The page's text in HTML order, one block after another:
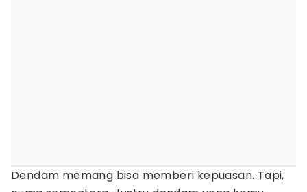
Dendam memang bisa memberi kepuasan. Tapi,